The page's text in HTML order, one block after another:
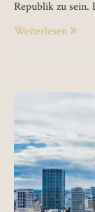
Republik zu sein.
Weiterlesen